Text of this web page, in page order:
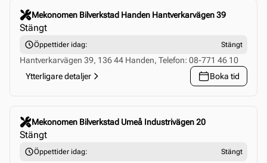
Mekonomen Bilverkstad Handen Hantverkarvägen 39
Stängt
Öppettider idag: Stängt
Hantverkarvägen 39, 136 44 Handen, Telefon: 08-771 46 10
Ytterligare detaljer
Boka tid
Click to select this store
Mekonomen Bilverkstad Umeå Industrivägen 20
Stängt
Öppettider idag: Stängt
Click to select this store